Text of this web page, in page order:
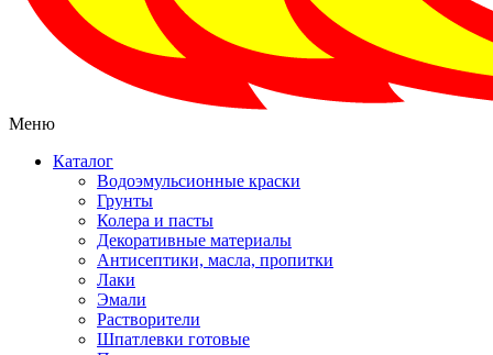
Меню
Каталог
Водоэмульсионные краски
Грунты
Колера и пасты
Декоративные материалы
Антисептики, масла, пропитки
Лаки
Эмали
Растворители
Шпатлевки готовые